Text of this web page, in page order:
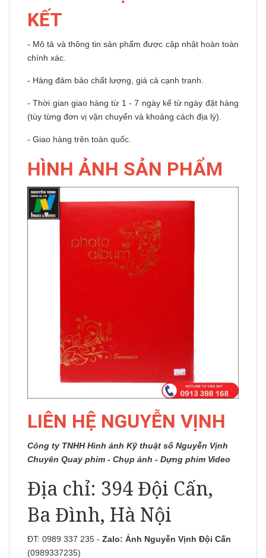
KẾT
- Mô tả và thông tin sản phẩm được cập nhật hoàn toàn
chính xác.
- Hàng đảm bảo chất lượng, giá cả cạnh tranh.
- Thời gian giao hàng từ 1 - 7 ngày kể từ ngày đặt hàng
(tùy từng đơn vị vận chuyển và khoảng cách địa lý).
- Giao hàng trên toàn quốc.
HÌNH ẢNH SẢN PHẨM
LIÊN HỆ NGUYỄN VỊNH
Công ty TNHH Hình ảnh Kỹ thuật số Nguyễn Vịnh
Chuyên Quay phim - Chụp ảnh - Dựng phim Video
Địa chỉ: 394 Đội Cấn,
Ba Đình, Hà Nội
ĐT: 0989 337 235 - Zalo: Ảnh Nguyễn Vịnh Đội Cấn
(0989337235)